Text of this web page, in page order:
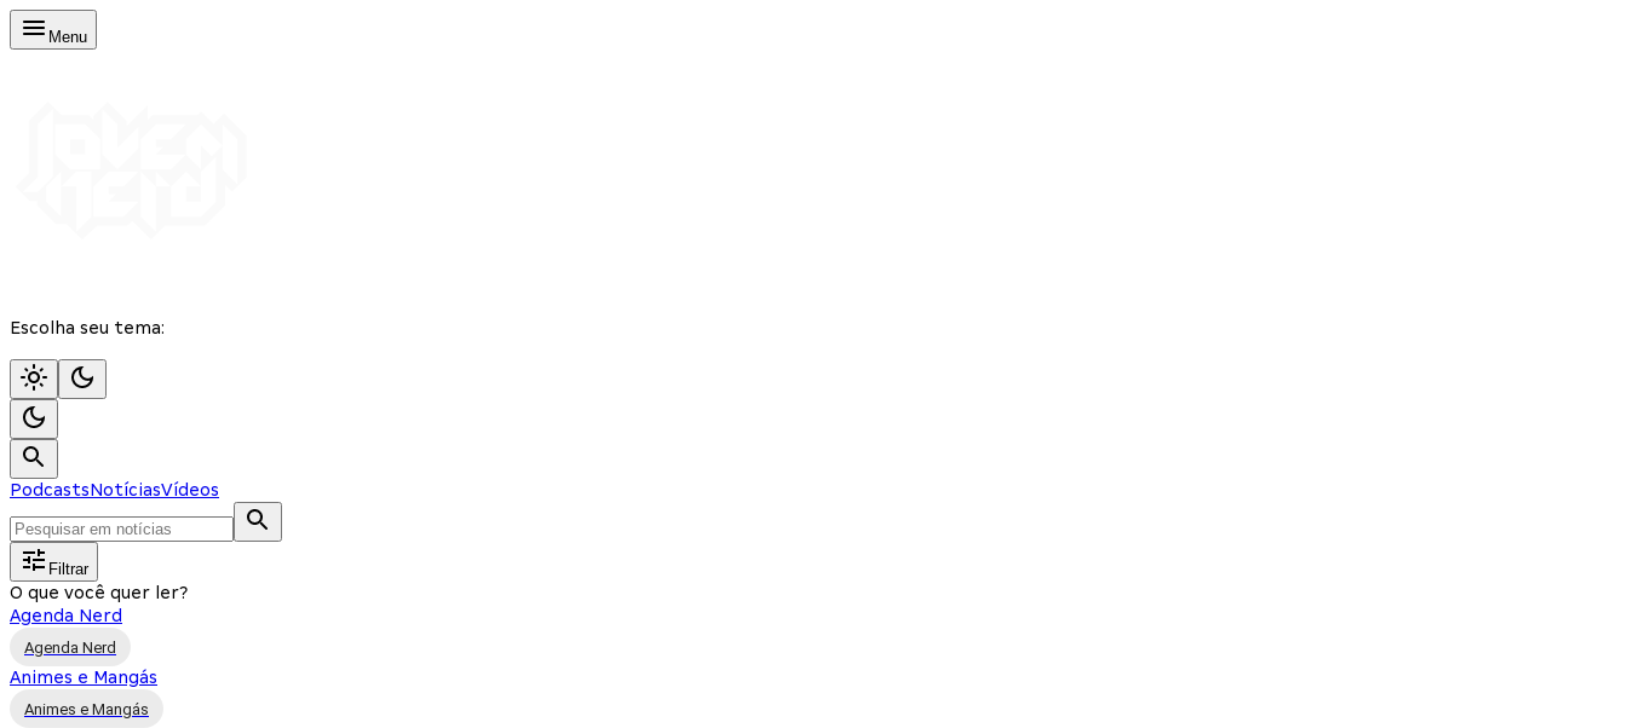
Menu
Escolha seu tema:
PodcastsNotíciasVídeos
Filtrar
O que você quer ler?
Agenda Nerd
Agenda Nerd
Animes e Mangás
Animes e Mangás